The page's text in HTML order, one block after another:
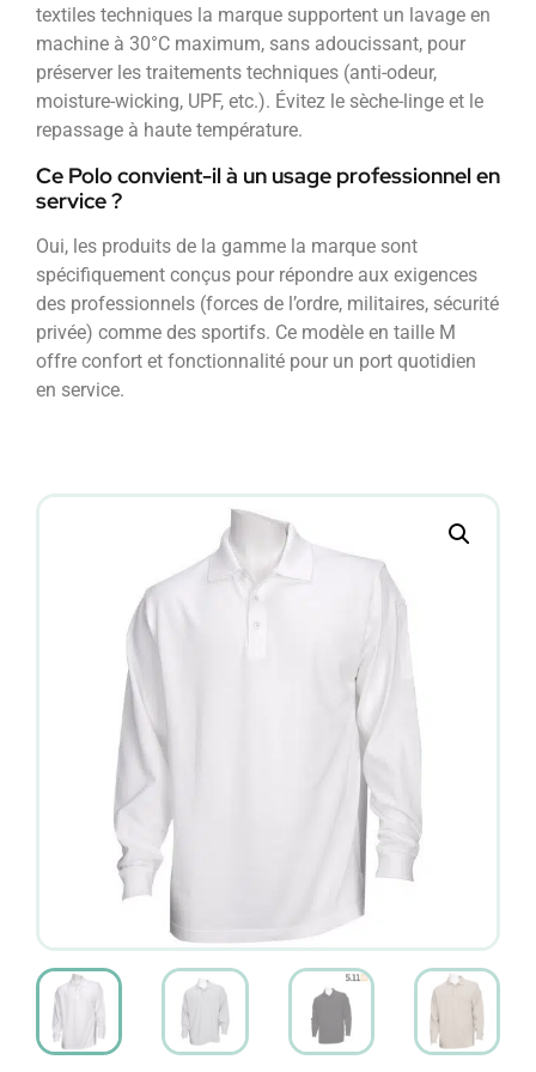
textiles techniques la marque supportent un lavage en
machine à 30°C maximum, sans adoucissant, pour
préserver les traitements techniques (anti-odeur,
moisture-wicking, UPF, etc.). Évitez le sèche-linge et le
repassage à haute température.
Ce Polo convient-il à un usage professionnel en
service ?
Oui, les produits de la gamme la marque sont
spécifiquement conçus pour répondre aux exigences
des professionnels (forces de l’ordre, militaires, sécurité
privée) comme des sportifs. Ce modèle en taille M
offre confort et fonctionnalité pour un port quotidien
en service.